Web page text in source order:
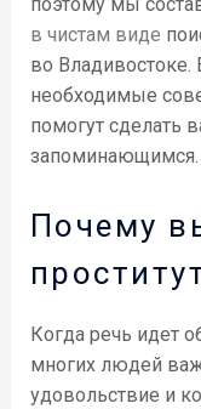
в чистам виде
во Владивостоке.
необходимые
помогут сделать
запоминающимся.
Почему
Когда речь идет
многих людей
удовольствие и